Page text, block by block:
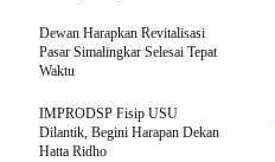
Dewan Harapkan Revitalisasi
Pasar Simalingkar Selesai Tepat
Waktu
IMPRODSP Fisip USU
Dilantik, Begini Harapan Dekan
Hatta Ridho